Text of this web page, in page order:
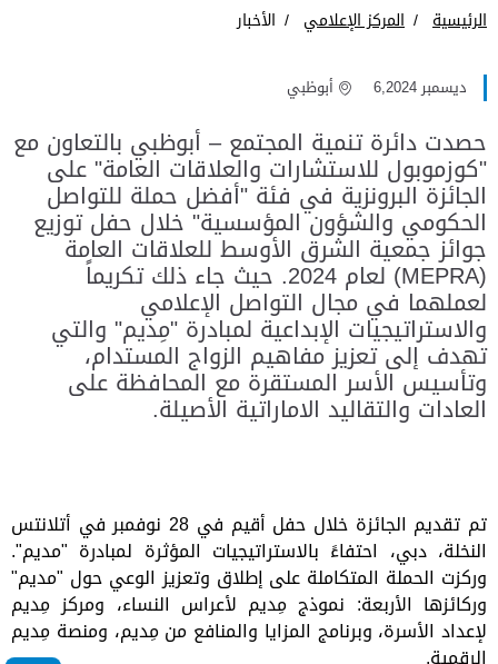
الرئيسية المركز الإعلامي الأخبار
ديسمبر 6,2024 أبوظبي
حصدت دائرة تنمية المجتمع – أبوظبي بالتعاون مع
"كوزموبول للاستشارات والعلاقات العامة" على
الجائزة البرونزية في فئة "أفضل حملة للتواصل
الحكومي والشؤون المؤسسية" خلال حفل توزيع
جوائز جمعية الشرق الأوسط للعلاقات العامة
(MEPRA) لعام 2024. حيث جاء ذلك تكريماً
لعملهما في مجال التواصل الإعلامي
والاستراتيجيات الإبداعية لمبادرة "مِديم" والتي
تهدف إلى تعزيز مفاهيم الزواج المستدام،
وتأسيس الأسر المستقرة مع المحافظة على
العادات والتقاليد الاماراتية الأصيلة.
تم تقديم الجائزة خلال حفل أقيم في 28 نوفمبر في أتلانتس
النخلة، دبي، احتفاءً بالاستراتيجيات المؤثرة لمبادرة "مديم".
وركزت الحملة المتكاملة على إطلاق وتعزيز الوعي حول "مديم"
وركائزها الأربعة: نموذج مِديم لأعراس النساء، ومركز مِديم
لإعداد الأسرة، وبرنامج المزايا والمنافع من مِديم، ومنصة مِديم